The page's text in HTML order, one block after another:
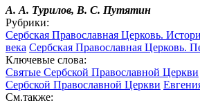
А. А. Турилов, В. С. Путятин
Рубрики:
Сербская Православная Церковь.
века Сербская Православная Церковь.
Ключевые слова:
Святые Сербской Православной Церкви
Сербской Православной Церкви
См.также: